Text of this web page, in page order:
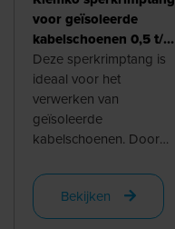
voor geïsoleerde
kabelschoenen 0,5 t/m
6,0 mm², recht
Deze sperkrimptang is
ideaal voor het
verwerken van
geïsoleerde
kabelschoenen. Door
deze tool ook prettig in
gebruik voor ...
Bekijken